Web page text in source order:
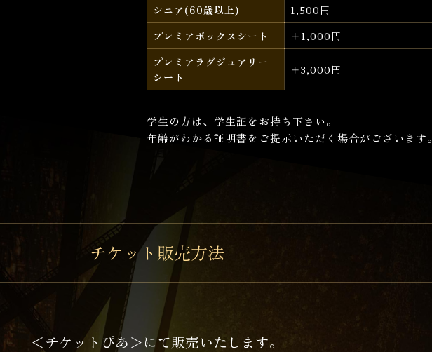
シニア(60歳以上)
1,500円
プレミアボックスシート
＋1,000円
プレミアラグジュアリー
シート
＋3,000円
学生の方は、学生証をお持ち下さい。
年齢がわかる証明書をご提示いただく場合がございます。
チケット販売方法
＜チケットぴあ＞にて販売いたします。